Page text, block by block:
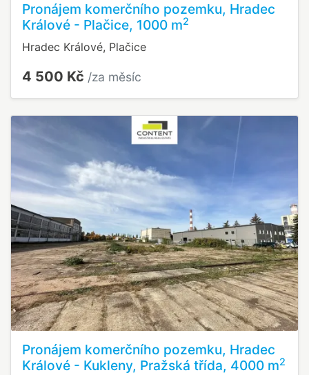
Pronájem komerčního pozemku, Hradec
Králové - Plačice, 1000 m2
Hradec Králové, Plačice
4 500 Kč /za měsíc
Pronájem komerčního pozemku, Hradec
Králové - Kukleny, Pražská třída, 4000 m2